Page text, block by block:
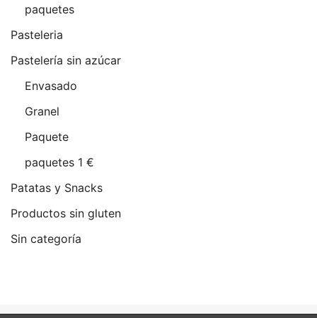
paquetes
Pasteleria
Pastelería sin azúcar
Envasado
Granel
Paquete
paquetes 1 €
Patatas y Snacks
Productos sin gluten
Sin categoría